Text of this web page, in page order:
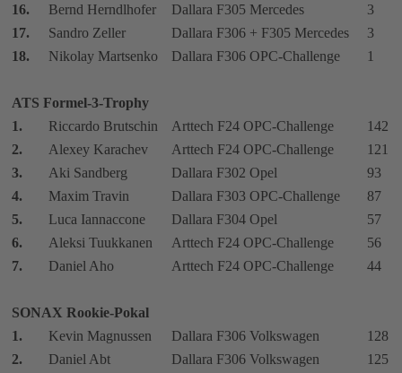
16.
Bernd Herndlhofer Dallara F305 Mercedes
3
17.
Sandro Zeller Dallara F306 + F305 Mercedes
3
18.
Nikolay Martsenko Dallara F306 OPC-Challenge 1
ATS Formel-3-Trophy
1.
Riccardo Brutschin Arttech F24 OPC-Challenge
142
2.
Alexey Karachev Arttech F24 OPC-Challenge
121
3.
Aki Sandberg Dallara F302 Opel
93
4.
Maxim Travin Dallara F303 OPC-Challenge
87
5.
Luca Iannaccone Dallara F304 Opel
57
6.
Aleksi Tuukkanen Arttech F24 OPC-Challenge
56
7.
Daniel Aho Arttech F24 OPC-Challenge 44
SONAX Rookie-Pokal
1.
Kevin Magnussen Dallara F306 Volkswagen
128
2.
Daniel Abt Dallara F306 Volkswagen
125